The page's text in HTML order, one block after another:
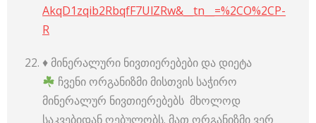
AkqD1zqib2RbqfF7UlZRw&__tn__=%2CO%2CP-
R
♦️ მინერალური ნივთიერებები და დიეტა
ჩვენი ორგანიზმი მისთვის საჭირო
მინერალურ ნივთიერებებს მხოლოდ
საკვებიდან ღებულობს. მათ ორგანიზმი ვერ